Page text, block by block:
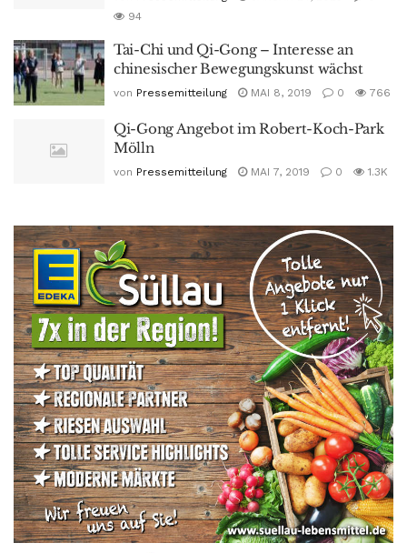
94
Tai-Chi und Qi-Gong – Interesse an
chinesischer Bewegungskunst wächst
von Pressemitteilung MAI 8, 2019 0 766
Qi-Gong Angebot im Robert-Koch-Park
Mölln
von Pressemitteilung MAI 7, 2019 0 1.3K